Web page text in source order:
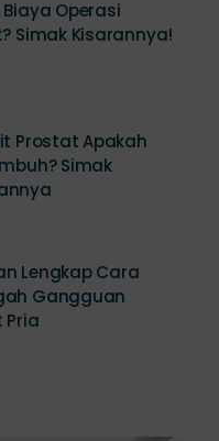
Operasi
Simak Kisarannya!
Prostat Apakah
Simak
Lengkap Cara
Gangguan
Pria